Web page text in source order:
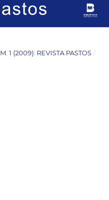
1 (2009): REVISTA PASTOS /